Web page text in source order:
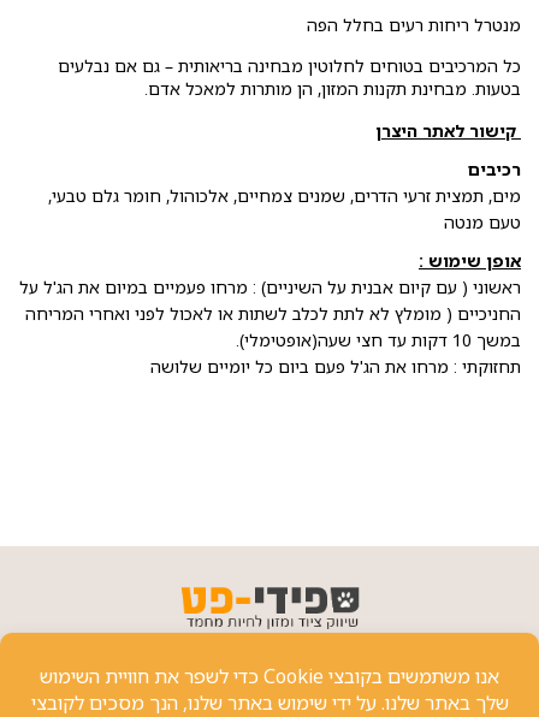
מנטרל ריחות רעים בחלל הפה
כל המרכיבים בטוחים לחלוטין מבחינה בריאותית – גם אם נבלעים
בטעות. מבחינת תקנות המזון, הן מותרות למאכל אדם.
קישור לאתר היצרן
רכיבים
מים, תמצית זרעי הדרים, שמנים צמחיים, אלכוהול, חומר גלם טבעי,
טעם מנטה
אופן שימוש :
ראשוני ( עם קיום אבנית על השיניים) : מרחו פעמיים במיום את הג'ל על
החניכיים ( מומלץ לא לתת לכלב לשתות או לאכול לפני ואחרי המריחה
במשך 10 דקות עד חצי שעה(אופטימלי).
תחזוקתי : מרחו את הג'ל פעם ביום כל יומיים שלושה
פרטי יצירת קשר